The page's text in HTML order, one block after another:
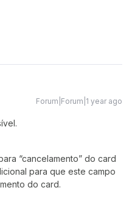
Forum|Forum|1 year ago
“cancelamento” do card
para que este campo
do card.